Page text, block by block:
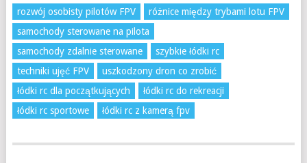
rozwój osobisty pilotów FPV
różnice między trybami lotu FPV
samochody sterowane na pilota
samochody zdalnie sterowane
szybkie łódki rc
techniki ujęć FPV
uszkodzony dron co zrobić
łódki rc dla początkujących
łódki rc do rekreacji
łódki rc sportowe
łódki rc z kamerą fpv